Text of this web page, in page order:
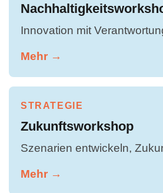
Innovation mit
Mehr →
STRATEGIE
Zukunftsworkshop
Szenarien entwickeln,
Mehr →